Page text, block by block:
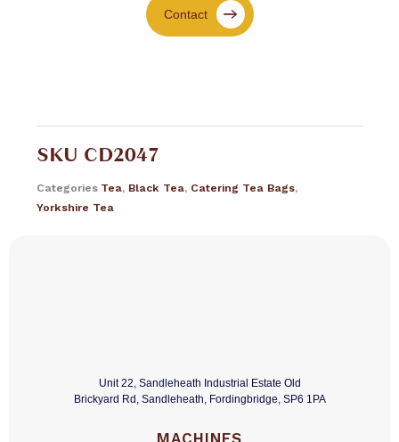
Contact
SKU CD2047
Categories Tea, Black Tea, Catering Tea Bags,
Yorkshire Tea
Unit 22, Sandleheath Industrial Estate Old
Brickyard Rd, Sandleheath, Fordingbridge, SP6 1PA